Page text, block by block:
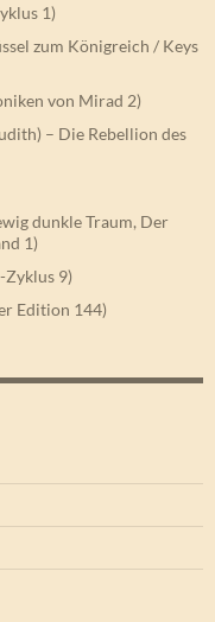
1)
zum Königreich / Keys
von Mirad 2)
– Die Rebellion des
dunkle Traum, Der
1)
Zyklus 9)
Edition 144)